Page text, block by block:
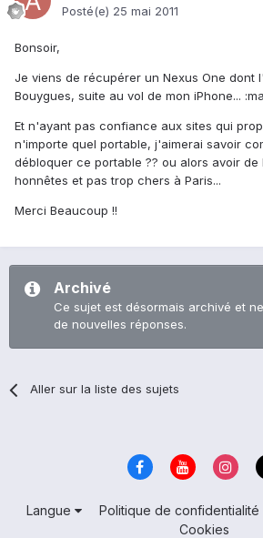
Posté(e) 25 mai 2011
Bonsoir,
Je viens de récupérer un Nexus One dont
Bouygues, suite au vol de mon iPhone...
Et n'ayant pas confiance aux sites qui
n'importe quel portable, j'aimerai savoir
débloquer ce portable ?? ou alors avoir de
honnêtes et pas trop chers à Paris...
Merci Beaucoup !!
Archivé
Ce sujet est désormais archivé et
de nouvelles réponses.
Aller sur la liste des sujets
Langue Politique de confidentialité
Cookies